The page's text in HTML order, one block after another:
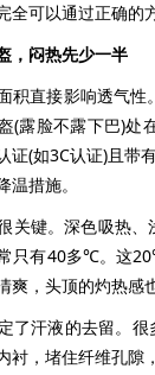
全可以通过正确的
，闷热先少一半
直接影响透气性
(露脸不露下巴)处
证(如3C认证)且带
措施。
键。深色吸热、
只有40多℃。这
爽，头顶的灼热感
汗液的去留。很
衬，堵住纤维孔隙